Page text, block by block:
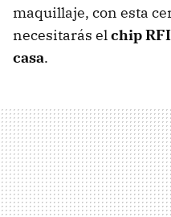
maquillaje, con esta
necesitarás elchip
casa.